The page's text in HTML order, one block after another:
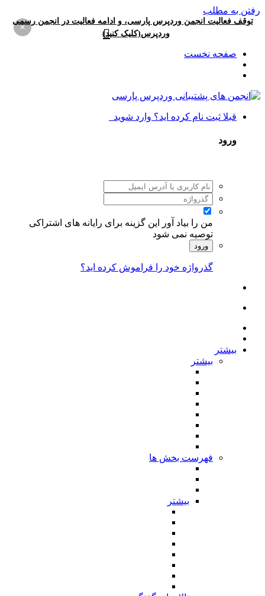
رفتن به مطلب
توقف فعالیت انجمن وردپرس پارسی، و ادامه فعالیت در انجمن رسمی
وردپرس(کلیک کنید)
×
صفحه نخست
قبلا ثبت نام کرده اید؟ وارد شوید
ورود
من را بیاد آور
این گزینه برای رایانه های اشتراکی
توصیه نمی شود
ورود
گذرواژه خود را فراموش کرده اید؟
بیشتر
بیشتر
فهرست بخش ها
بیشتر